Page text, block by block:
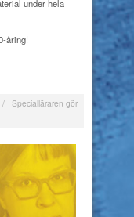
under hela
åring!
/
Specialläraren gör